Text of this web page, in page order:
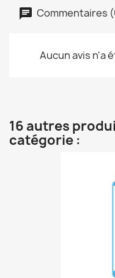
Commentaires
Aucun avis n'a
16 autres
catégorie :